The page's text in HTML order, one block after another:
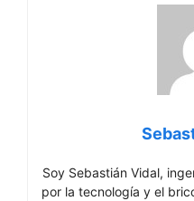
Soy Sebastián Vidal,
por la tecnología y el